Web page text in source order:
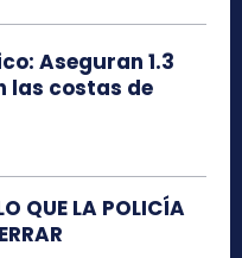
Aseguran 1.3
las costas de
QUE LA POLICÍA